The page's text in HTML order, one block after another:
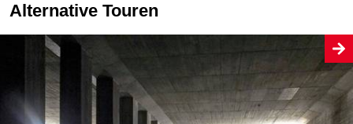
Alternative Touren